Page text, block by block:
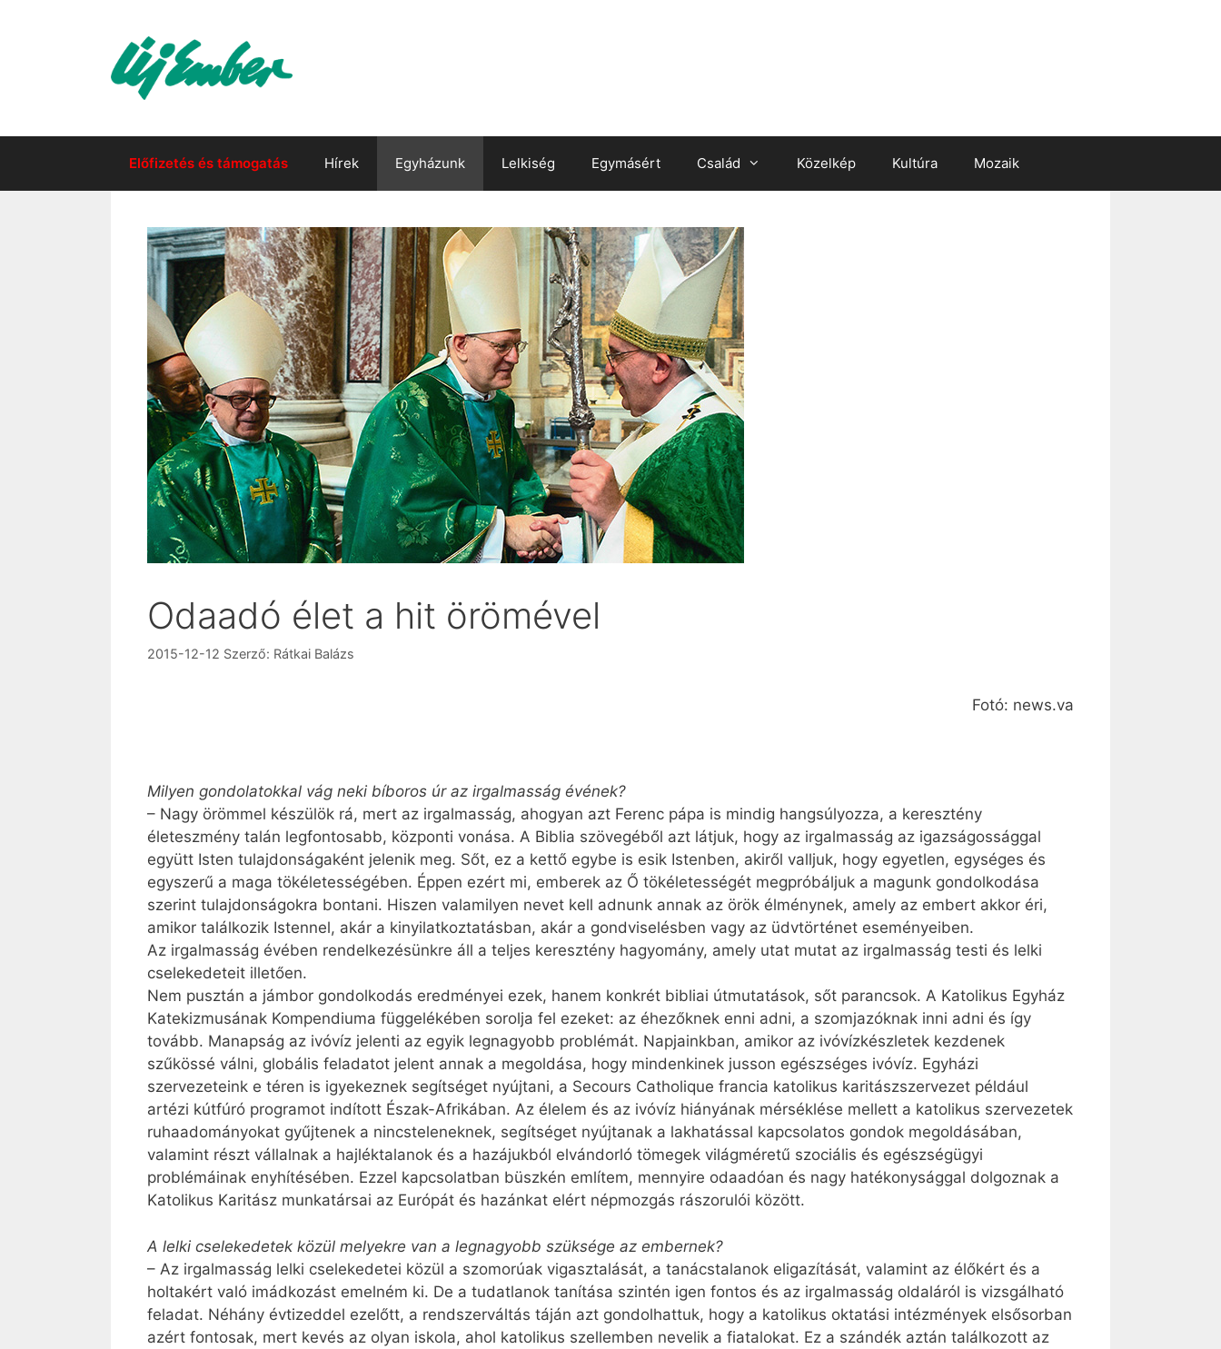
Előfizetés és támogatás Hírek Egyházunk Lelkiség Egymásért Család Közelkép Kultúra Mozaik
Odaadó élet a hit örömével
2015-12-12 Szerző: Rátkai Balázs
Fotó: news.va
Milyen gondolatokkal vág neki bíboros úr az irgalmasság évének?
– Nagy örömmel készülök rá, mert az irgalmasság, ahogyan azt Ferenc pápa is mindig hangsúlyozza, a keresztény
életeszmény talán legfontosabb, központi vonása. A Biblia szövegéből azt látjuk, hogy az irgalmasság az igaz­ságossággal
együtt Isten tulajdonságaként jelenik meg. Sőt, ez a kettő egybe is esik Istenben, akiről valljuk, hogy egyetlen, egységes és
egyszerű a maga tökéletességében. Éppen ezért mi, emberek az Ő tökéletességét megpróbáljuk a magunk gondolkodása
szerint tulajdonságokra bontani. Hiszen valamilyen nevet kell adnunk annak az örök élménynek, amely az embert akkor éri,
amikor találkozik Istennel, akár a kinyilatkoztatásban, akár a gondviselésben vagy az üdvtörténet eseményeiben.
Az irgalmasság évében rendelkezésünkre áll a teljes keresztény hagyomány, amely utat mutat az irgalmasság testi és lelki
cselekedeteit illetően.
Nem pusztán a jámbor gondolkodás eredményei ezek, hanem konkrét bibliai útmutatások, sőt parancsok. A Katolikus Egyház
Katekizmusának Kompendiuma függelékében sorolja fel ezeket: az éhezőknek enni adni, a szomjazóknak inni adni és így
tovább. Manapság az ivóvíz jelenti az egyik legnagyobb problémát. Napjainkban, amikor az ivóvízkészletek kezdenek
szűkössé válni, globális feladatot jelent annak a megoldása, hogy mindenkinek jusson egészséges ivóvíz. Egyházi
szervezeteink e téren is igyekeznek segítséget nyújtani, a Secours Catholique francia katolikus karitászszervezet például
artézi kútfúró programot indított Észak-Afrikában. Az élelem és az ivóvíz hiányának mérséklése mellett a katolikus szervezetek
ruhaadományokat gyűjtenek a nincsteleneknek, segítséget nyújtanak a lakhatással kapcsolatos gondok megoldásában,
valamint részt vállalnak a hajléktalanok és a hazájukból elvándorló tömegek világméretű szociális és egészségügyi
problémáinak enyhítésében. Ezzel kapcsolatban büszkén említem, mennyire odaadóan és nagy hatékonysággal dolgoznak a
Katolikus Karitász munkatársai az Európát és hazánkat elért népmozgás rászorulói között.
A lelki cselekedetek közül melyekre van a legnagyobb szüksége az embernek?
– Az irgalmasság lelki cselekedetei közül a szomorúak vigasztalását, a tanácstalanok eligazítását, valamint az élőkért és a
holtakért való imádkozást emelném ki. De a tudatlanok tanítása szintén igen fontos és az irgalmasság oldaláról is vizsgálható
feladat. Néhány évtizeddel ezelőtt, a rendszerváltás táján azt gondolhattuk, hogy a katolikus oktatási intézmények elsősorban
azért fontosak, mert kevés az olyan iskola, ahol katolikus szellemben nevelik a fiatalokat. Ez a szándék aztán találkozott az